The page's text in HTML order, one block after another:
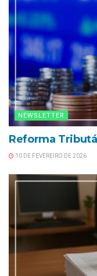
NEWSLETTER
Reforma
10 DE FEVEREIRO DE 2026